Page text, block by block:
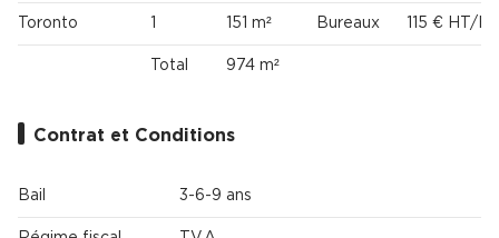
Toronto 1 151 m² Bureaux 115 € HT/
Total 974 m²
Contrat et Conditions
Bail 3-6-9 ans